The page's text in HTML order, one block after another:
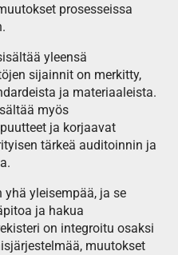
prosesseissa
yleensä
sijainnit on merkitty,
ja materiaaleista.
myös
ja korjaavat
tärkeä auditoinnin ja
yleisempää, ja se
ja hakua
on integroitu osaksi
muutokset